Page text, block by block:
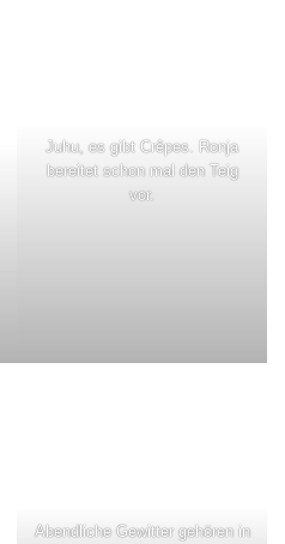
Juhu, es gibt Crêpes. Ronja
bereitet schon mal den Teig
vor.
Abendliche Gewitter gehören in